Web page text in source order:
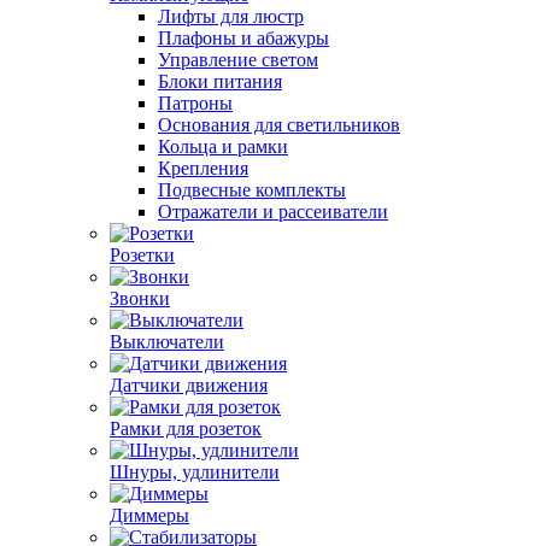
Лифты для люстр
Плафоны и абажуры
Управление светом
Блоки питания
Патроны
Основания для светильников
Кольца и рамки
Крепления
Подвесные комплекты
Отражатели и рассеиватели
Розетки
Звонки
Выключатели
Датчики движения
Рамки для розеток
Шнуры, удлинители
Диммеры